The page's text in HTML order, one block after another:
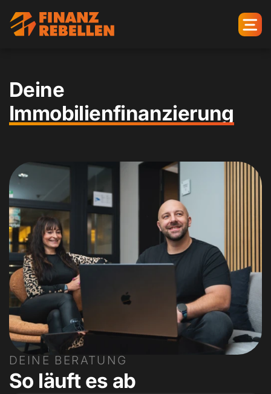
Deine
Immobilien­finanzierung
DEINE BERATUNG
So läuft es ab